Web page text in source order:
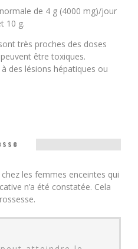
de 4 g (4000 mg)/jour
10 g.
très proches des doses
être toxiques.
des lésions hépatiques ou
les femmes enceintes qui
n’a été constatée. Cela